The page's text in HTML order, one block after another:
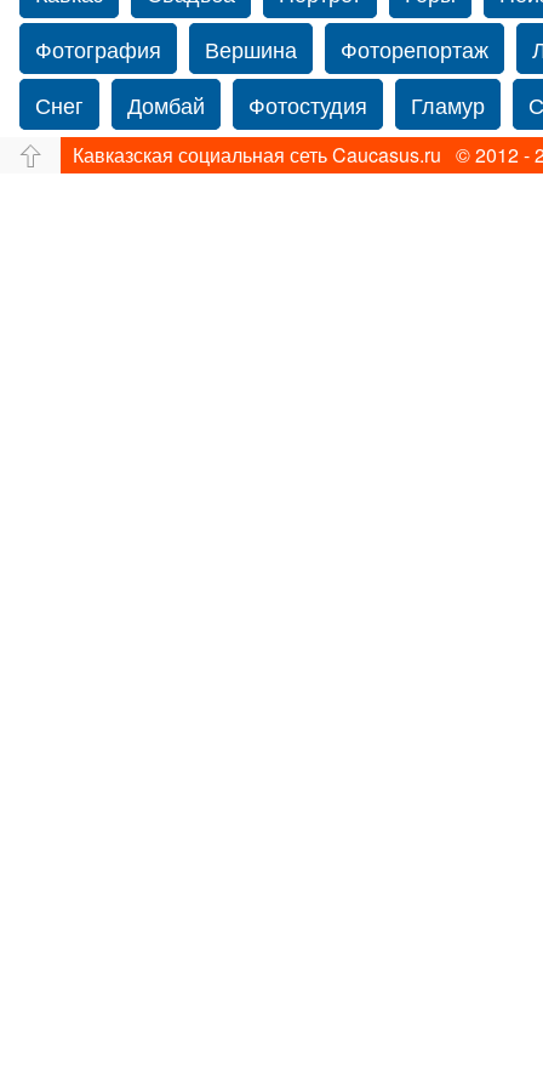
Фотография
Вершина Фоторепортаж
Снег
Домбай Фотостудия Гламур
Путешествие
Перевал Свадьба фото
Кавказская социальная сеть Caucasus.ru © 2012 -